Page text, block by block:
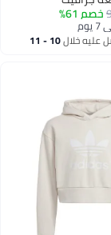
خصم 61%
عليه خلال 10 - 11